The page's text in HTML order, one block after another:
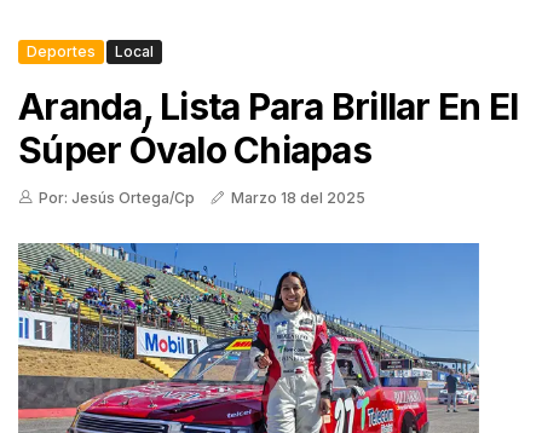
Deportes Local
Aranda, Lista Para Brillar En El
Súper Óvalo Chiapas
Por: Jesús Ortega/Cp Marzo 18 del 2025